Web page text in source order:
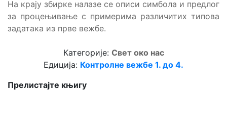
На крају збирке налазе се описи симбола и предлог
за процењивање с примерима различитих типова
задатака из прве вежбе.
Категорије: Свет око нас
Едиција: Контролне вежбе 1. до 4.
Прелистајте књигу